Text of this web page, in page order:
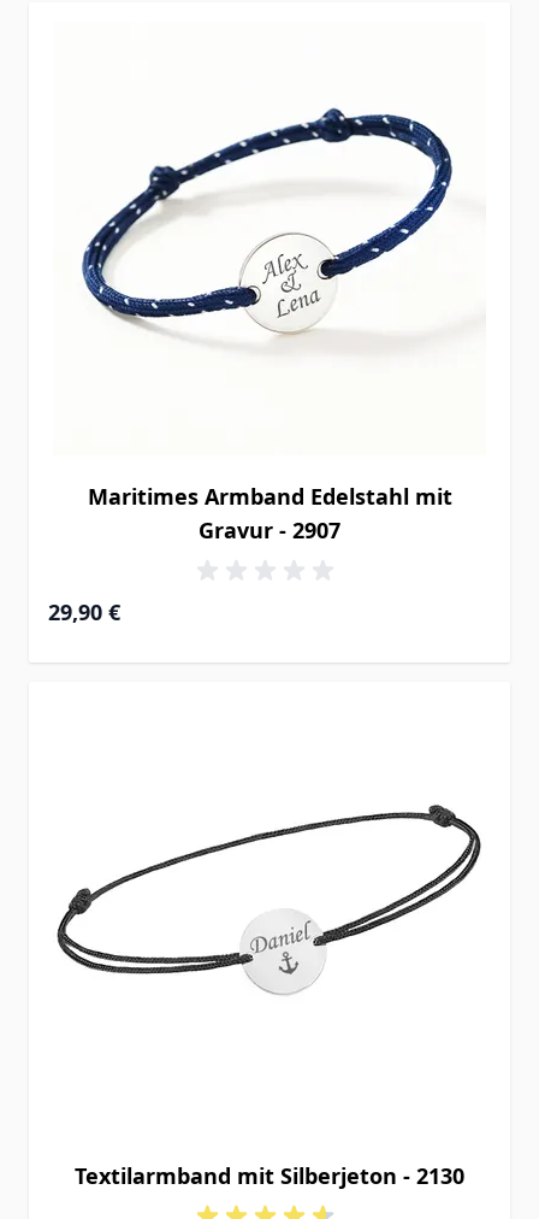
Maritimes Armband Edelstahl mit
Gravur - 2907
29,90 €
Textilarmband mit Silberjeton - 2130